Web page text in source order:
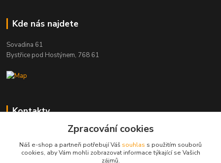
Kde nás najdete
Sovadina 61
Bystřice pod Hostýnem, 768 61
Kontakty
DŘEVOPRODUKT BEDNAŘÍK s.r.o.
+420 739 454 600
(Po-Pá, 7-15 hod.)
Zpracování cookies
Náš e-shop a partneři potřebují Váš souhlas s použitím souborů
cookies, aby Vám mohli zobrazovat informace týkající se Vašich
zájmů.